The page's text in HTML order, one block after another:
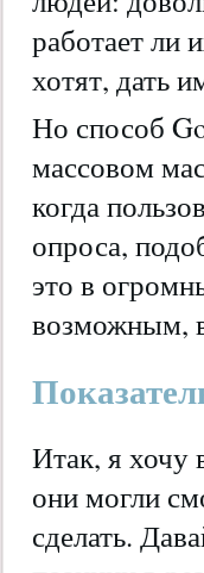
работает ли
хотят, дать
Но способ
массовом
когда
опроса,
это в
возможным,
Итак, я хочу
они могли
сделать.